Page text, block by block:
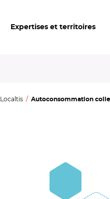
Expertises et territoires
Localtis Autoconsommation